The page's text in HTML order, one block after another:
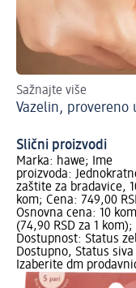
Sažnajte više
Vazelin, provereno
Slični proizvodi
Marka: hawe; Ime
proizvoda:
zaštite za bradavice,
kom; Cena: 749,00
Osnovna cena: 10 kom
(74,90 RSD za 1 kom);
Dostupnost: Status
Dostupno, Status siva
Izaberite dm